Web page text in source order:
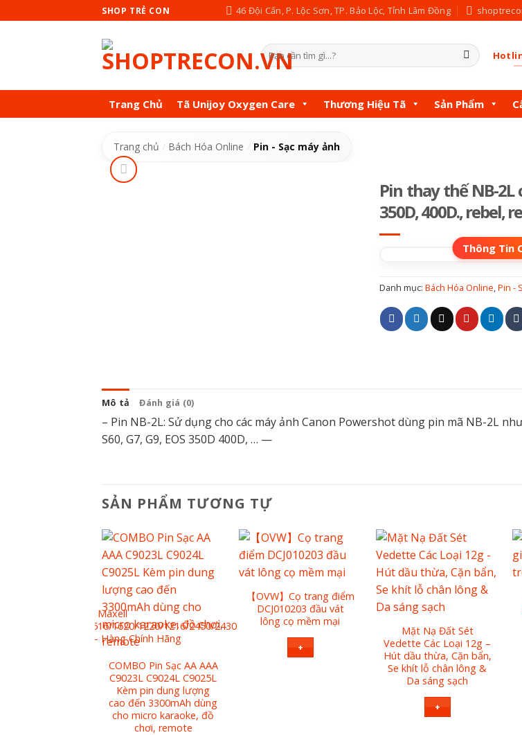
to
SHOP TRẺ CON 46 Đội Cấn, P. Lộc Sơn, TP. Bảo Lộc, Tỉnh Lâm Đồng
Tìm
kiếm:
Trang Chủ Tã Unijoy Oxygen Care Thương Hiệu Tã Sản Phẩm
Trang chủ Bách Hóa Online / Pin - Sạc máy ảnh
Pin thay thế NB-2L
350D, 400D., rebel,
Danh mục: Bách Hóa Online,Pin -
Mô tả Đánh giá (0)
– Pin NB-2L: Sử dụng cho các máy ảnh Canon Powershot dùng pin mã NB-2L như
S60, G7, G9, EOS 350D 400D, … —
SẢN PHẨM TƯƠNG TỰ
COMBO Pin Sạc AA AAA
C9023L C9024L C9025L
Kèm pin dung lượng
cao đến 3300mAh dùng
cho micro karaoke, đồ
chơi, remote
【OVW】Cọ trang điểm
DCJ010203 đầu vát
lông cọ mềm mại
+
Mặt Nạ Đất Sét
Vedette Các Loại 12g –
Hút dầu thừa, Cặn bẩn,
Se khít lỗ chân lông &
Da sáng sạch
+
Pin Maxell
2025/2016/1632/1616/1620/1220/1216/2450/2430
Lithium 3 Volt – Hàng Chính Hãng